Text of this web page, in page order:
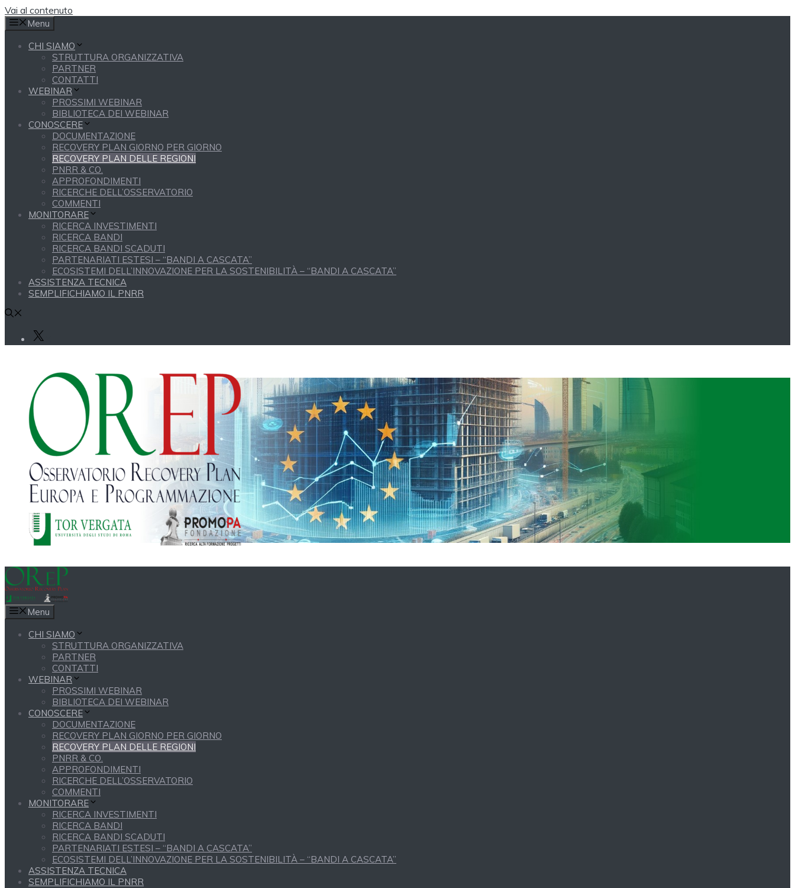
Vai al contenuto
Menu
CHI SIAMO
STRUTTURA ORGANIZZATIVA
PARTNER
CONTATTI
WEBINAR
PROSSIMI WEBINAR
BIBLIOTECA DEI WEBINAR
CONOSCERE
DOCUMENTAZIONE
RECOVERY PLAN GIORNO PER GIORNO
RECOVERY PLAN DELLE REGIONI
PNRR & CO.
APPROFONDIMENTI
RICERCHE DELL’OSSERVATORIO
COMMENTI
MONITORARE
RICERCA INVESTIMENTI
RICERCA BANDI
RICERCA BANDI SCADUTI
PARTENARIATI ESTESI – “BANDI A CASCATA”
ECOSISTEMI DELL’INNOVAZIONE PER LA SOSTENIBILITÀ – “BANDI A CASCATA”
ASSISTENZA TECNICA
SEMPLIFICHIAMO IL PNRR
Menu
CHI SIAMO
STRUTTURA ORGANIZZATIVA
PARTNER
CONTATTI
WEBINAR
PROSSIMI WEBINAR
BIBLIOTECA DEI WEBINAR
CONOSCERE
DOCUMENTAZIONE
RECOVERY PLAN GIORNO PER GIORNO
RECOVERY PLAN DELLE REGIONI
PNRR & CO.
APPROFONDIMENTI
RICERCHE DELL’OSSERVATORIO
COMMENTI
MONITORARE
RICERCA INVESTIMENTI
RICERCA BANDI
RICERCA BANDI SCADUTI
PARTENARIATI ESTESI – “BANDI A CASCATA”
ECOSISTEMI DELL’INNOVAZIONE PER LA SOSTENIBILITÀ – “BANDI A CASCATA”
ASSISTENZA TECNICA
SEMPLIFICHIAMO IL PNRR